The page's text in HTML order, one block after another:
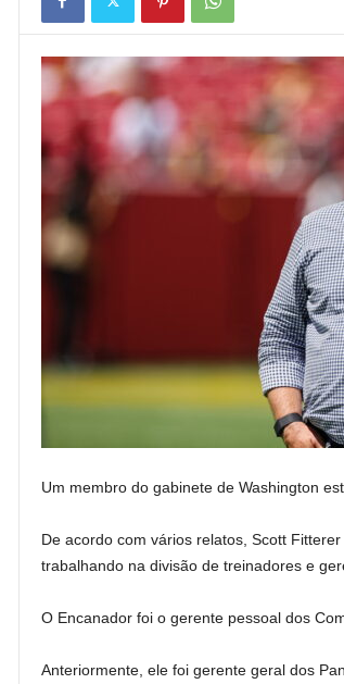
Um membro do gabinete de Washington
De acordo com vários relatos, Scott
trabalhando na divisão de treinadores e
O Encanador foi o gerente pessoal dos
Anteriormente, ele foi gerente geral dos